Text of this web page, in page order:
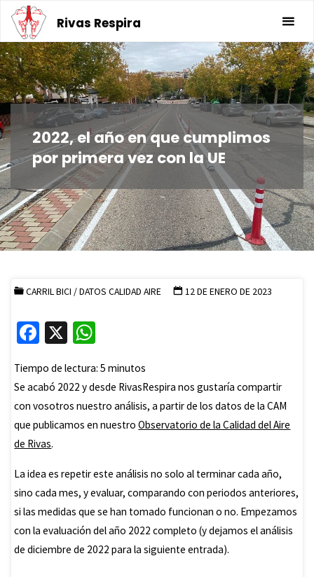
Saltar
contenido
Rivas Respira
2022, el año en que cumplimos
por primera vez con la UE
CARRIL BICI /DATOS CALIDAD AIRE 12 DE ENERO DE 2023
Fa
b
o
o
k
X
at
sA
p
Tiempo de lectura: 5 minutos
Se acabó 2022 y desde RivasRespira nos gustaría compartir
con vosotros nuestro análisis, a partir de los datos de la CAM
que publicamos en nuestroObservatorio de la Calidad del Aire
de Rivas.
La idea es repetir este análisis no solo al terminar cada año,
sino cada mes, y evaluar, comparando con periodos anteriores,
si las medidas que se han tomado funcionan o no. Empezamos
con la evaluación del año 2022 completo (y dejamos el análisis
de diciembre de 2022 para la siguiente entrada).